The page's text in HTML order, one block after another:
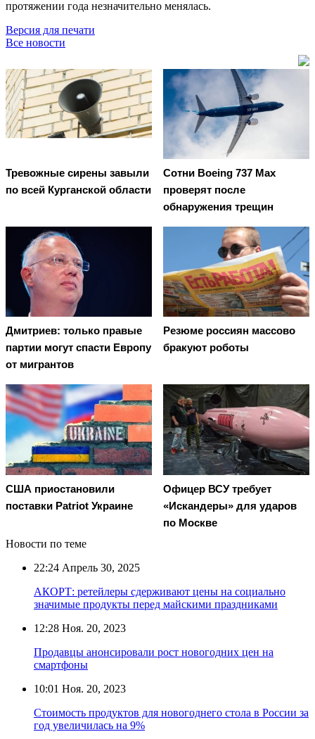
протяжении года незначительно менялась.
Версия для печати
Все новости
Тревожные сирены завыли
по всей Курганской области
Сотни Boeing 737 Max
проверят после
обнаружения трещин
Дмитриев: только правые
партии могут спасти Европу
от мигрантов
Резюме россиян массово
бракуют роботы
США приостановили
поставки Patriot Украине
Офицер ВСУ требует
«Искандеры» для ударов
по Москве
Новости по теме
22:24 Апрель 30, 2025
АКОРТ: ретейлеры сдерживают цены на социально
значимые продукты перед майскими праздниками
12:28 Ноя. 20, 2023
Продавцы анонсировали рост новогодних цен на
смартфоны
10:01 Ноя. 20, 2023
Стоимость продуктов для новогоднего стола в России за
год увеличилась на 9%